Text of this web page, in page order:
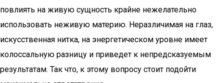
повлиять на живую сущность крайне нежелательно
использовать неживую материю. Неразличимая на глаз,
искусственная нитка, на энергетическом уровне имеет
колоссальную разницу и приведет к непредсказуемым
результатам. Так что, к этому вопросу стоит подойти